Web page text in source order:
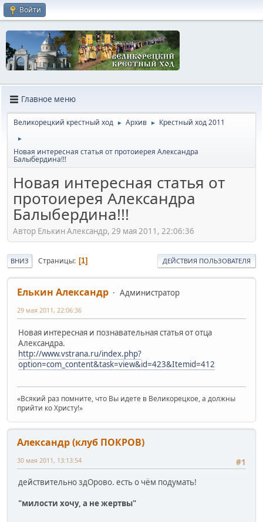
Войти
Главное меню
Великорецкий крестный ход ► Архив ► Крестный ход 2011
►
Новая интересная статья от протоиерея Александра
Балыбердина!!!
Новая интересная статья от
протоиерея Александра
Балыбердина!!!
Автор Елькин Александр, 29 мая 2011, 22:06:36
ВНИЗ Страницы 1 ДЕЙСТВИЯ ПОЛЬЗОВАТЕЛЯ
Елькин Александр Администратор
29 мая 2011, 22:06:36
Новая интересная и познавательная статья от отца
Александра.
http://www.vstrana.ru/index.php?
option=com_content&task=view&id=423&Itemid=412
«Всякий раз помните, что Вы идете в Великорецкое, а должны
прийти ко Христу!»
Александр (клуб ПОКРОВ)
#1
30 мая 2011, 13:13:54
действительно здОрово. есть о чём подумать!
"милости хочу, а не жертвы"